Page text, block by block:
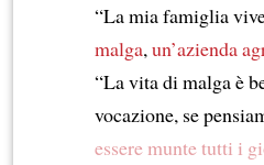
“La mia famiglia
malga, un’azienda
“La vita di malga è
vocazione, se
essere munte tutti i